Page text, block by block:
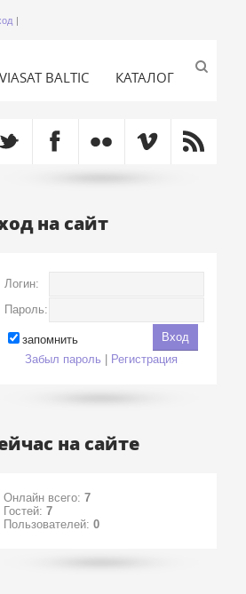
|
BALTIC КАТАЛОГ
на сайт
Логин:
Пароль:
запомнить
Забыл пароль
Регистрация
на сайте
Онлайн всего: 7
Гостей: 7
Пользователей: 0